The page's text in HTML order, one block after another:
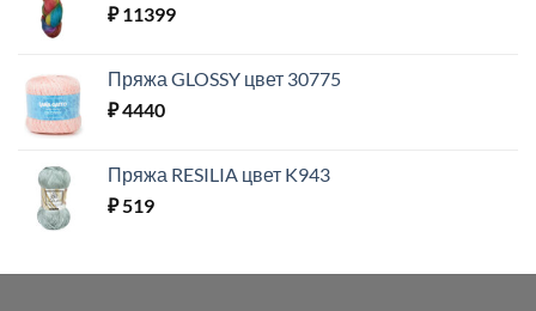
₽11399
Пряжа GLOSSY цвет 30775
₽4440
Пряжа RESILIA цвет K943
₽519